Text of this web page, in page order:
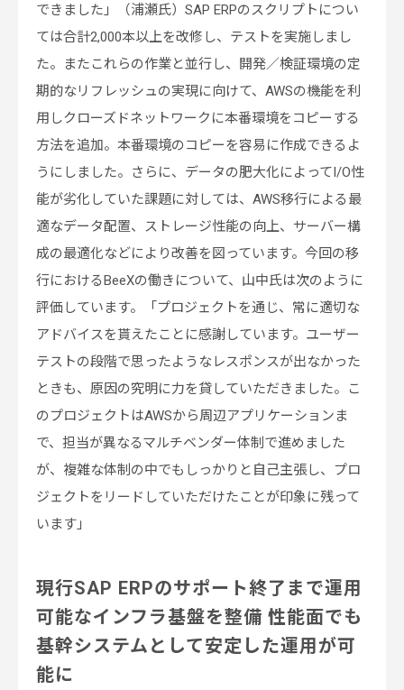
できました」（浦瀬氏）SAP ERPのスクリプトについ
ては合計2,000本以上を改修し、テストを実施しまし
た。またこれらの作業と並行し、開発／検証環境の定
期的なリフレッシュの実現に向けて、AWSの機能を利
用しクローズドネットワークに本番環境をコピーする
方法を追加。本番環境のコピーを容易に作成できるよ
うにしました。さらに、データの肥大化によってI/O性
能が劣化していた課題に対しては、AWS移行による最
適なデータ配置、ストレージ性能の向上、サーバー構
成の最適化などにより改善を図っています。今回の移
行におけるBeeXの働きについて、山中氏は次のように
評価しています。「プロジェクトを通じ、常に適切な
アドバイスを貰えたことに感謝しています。ユーザー
テストの段階で思ったようなレスポンスが出なかった
ときも、原因の究明に力を貸していただきました。こ
のプロジェクトはAWSから周辺アプリケーションま
で、担当が異なるマルチベンダー体制で進めました
が、複雑な体制の中でもしっかりと自己主張し、プロ
ジェクトをリードしていただけたことが印象に残って
います」
現行SAP ERPのサポート終了まで運用
可能なインフラ基盤を整備 性能面でも
基幹システムとして安定した運用が可
能に